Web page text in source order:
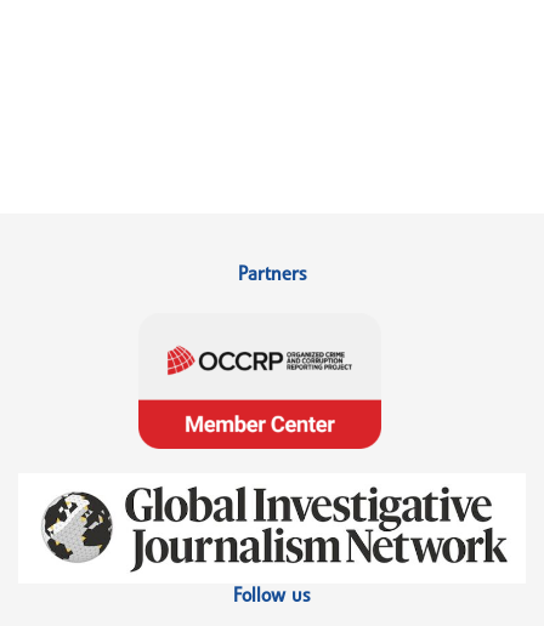
Partners
Follow us